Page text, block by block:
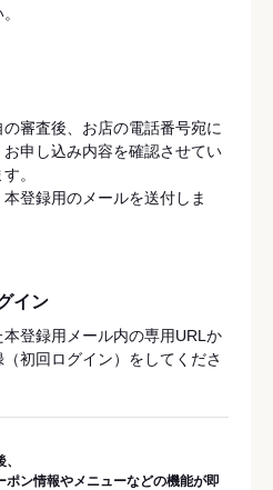
の審査後、お店の電話番号宛に
お申し込み内容を確認させてい
。
本登録用のメールを送付しま
イン
本登録用メール内の専用URLか
（初回ログイン）をしてくださ
ポン情報やメニューなどの機能が即